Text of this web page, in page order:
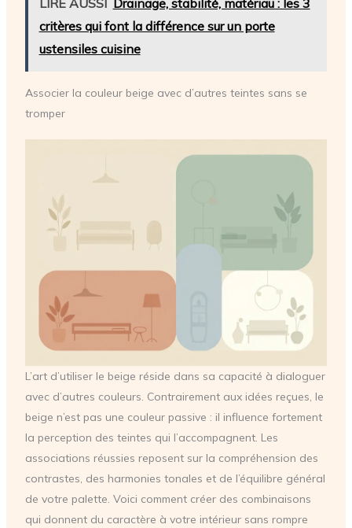
critères qui font la différence sur un porte
ustensiles cuisine
Associer la couleur beige avec d’autres teintes sans se
tromper
L’art d’utiliser le beige réside dans sa capacité à dialoguer
avec d’autres couleurs. Contrairement aux idées reçues, le
beige n’est pas une couleur passive : il influence fortement
la perception des teintes qui l’accompagnent. Les
associations réussies reposent sur la compréhension des
contrastes, des harmonies tonales et de l’équilibre général
de votre palette. Voici comment créer des combinaisons
qui donnent du caractère à votre intérieur sans rompre